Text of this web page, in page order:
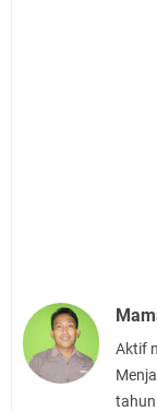
Aktif
tahun